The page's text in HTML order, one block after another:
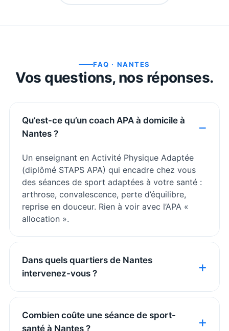
FAQ · NANTES
Vos questions, nos réponses.
Qu’est-ce qu’un coach APA à domicile à
Nantes ?
Un enseignant en Activité Physique Adaptée
(diplômé STAPS APA) qui encadre chez vous
des séances de sport adaptées à votre santé :
arthrose, convalescence, perte d’équilibre,
reprise en douceur. Rien à voir avec l’APA «
allocation ».
Dans quels quartiers de Nantes
intervenez-vous ?
Combien coûte une séance de sport-
santé à Nantes ?